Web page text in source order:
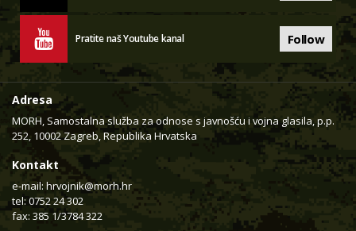
Pratite naš Youtube kanal Follow
Adresa
MORH, Samostalna služba za odnose s javnošću i vojna glasila, p.p.
252, 10002 Zagreb, Republika Hrvatska
Kontakt
e-mail: hrvojnik@morh.hr
tel: 0752 24 302
fax: 385 1/3784 322